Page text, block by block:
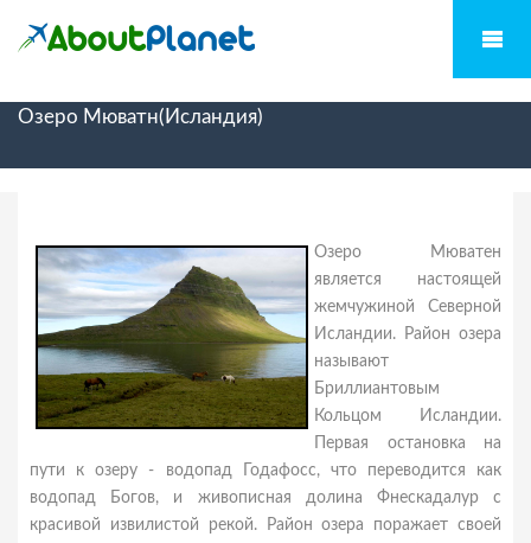
Озеро Мюватн(Исландия)
Озеро Мюватен
является настоящей
жемчужиной Северной
Исландии. Район озера
называют
Бриллиантовым
Кольцом Исландии.
Первая остановка на
пути к озеру - водопад Годафосс, что переводится как
водопад Богов, и живописная долина Фнескадалур с
красивой извилистой рекой. Район озера поражает своей